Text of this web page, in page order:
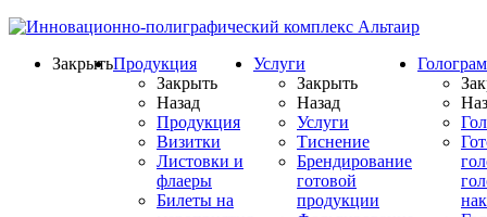
ЗакрытьПродукция
Закрыть
Назад
Продукция
Визитки
Листовки и
флаеры
Билеты на
Услуги
Закрыть
Назад
Услуги
Тиснение
Брендирование
готовой
продукции